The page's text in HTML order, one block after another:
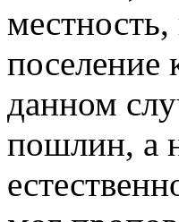
поселение
данном
пошлин, а